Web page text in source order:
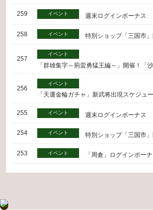
259 イベント 週末ログインボーナス
258 イベント 特別ショップ「三国市
257
イベント
256
イベント
「天運金輪ガチャ」新武将出現スケジュ
255 イベント 週末ログインボーナス
254 イベント 特別ショップ「三国市
253 イベント 「周倉」ログインボー
イベント